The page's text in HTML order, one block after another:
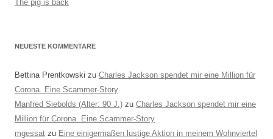
The pig is back
NEUESTE KOMMENTARE
Bettina Prentkowski zu Charles Jackson spendet mir eine Million für
Corona. Eine Scammer-Story
Manfred Siebolds (Alter: 90 J.) zu Charles Jackson spendet mir eine
Million für Corona. Eine Scammer-Story
mgessat zu Eine einigermaßen lustige Aktion in meinem Wohnviertel